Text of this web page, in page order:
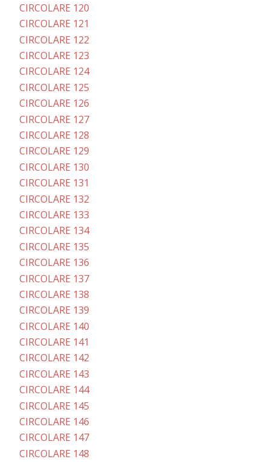
CIRCOLARE 120
CIRCOLARE 121
CIRCOLARE 122
CIRCOLARE 123
CIRCOLARE 124
CIRCOLARE 125
CIRCOLARE 126
CIRCOLARE 127
CIRCOLARE 128
CIRCOLARE 129
CIRCOLARE 130
CIRCOLARE 131
CIRCOLARE 132
CIRCOLARE 133
CIRCOLARE 134
CIRCOLARE 135
CIRCOLARE 136
CIRCOLARE 137
CIRCOLARE 138
CIRCOLARE 139
CIRCOLARE 140
CIRCOLARE 141
CIRCOLARE 142
CIRCOLARE 143
CIRCOLARE 144
CIRCOLARE 145
CIRCOLARE 146
CIRCOLARE 147
CIRCOLARE 148